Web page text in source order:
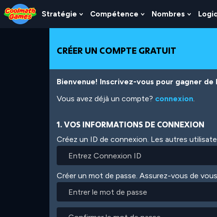
Skip
to
Top
Skip
to
Navigation
Skip
to
Main
Skip
to
Footer
Aller
au
contenu
Stratégie
Show
Submenu
Stratégie
Compétence
Show
Submenu
Compétence
Nombres
Show
CRÉER UN COMPTE GRATUIT
Bienvenue! Inscrivez-vous pour gagner
Vous avez déjà un compte? connexion.
1. VOS INFORMATIONS DE CONNEXION
Créez un ID de connexion. Les autres
Créer un mot de passe. Assurez-vous de
mot